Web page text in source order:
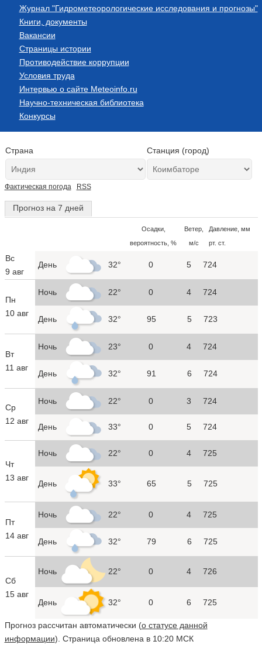
Журнал "Гидрометеорологические исследования и прогнозы"
Книги, документы
Вакансии
Страницы истории
Противодействие коррупции
Условия труда
Интервью о сайте Meteoinfo.ru
Научно-техническая библиотека
Конкурсы
Страна Станция (город)
Фактическая погода RSS
Прогноз на 7 дней
Осадки,
вероятность, %
Ветер,
м/с
Давление, мм
рт. ст.
Вс
9 авг
День 32° 0 5 724
Пн
10 авг
Ночь 22° 0 4 724
День 32° 95 5 723
Вт
11 авг
Ночь 23° 0 4 724
День 32° 91 6 724
Ср
12 авг
Ночь 22° 0 3 724
День 33° 0 5 724
Чт
13 авг
Ночь 22° 0 4 725
День 33° 65 5 725
Пт
14 авг
Ночь 22° 0 4 725
День 32° 79 6 725
Сб
15 авг
Ночь 22° 0 4 726
День 32° 0 6 725
Прогноз рассчитан автоматически (о статусе данной
информации). Страница обновлена в 10:20 МСК